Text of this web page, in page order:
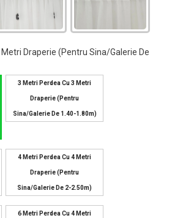
Draperie (pentru Sina/galerie De
3 Metri Perdea Cu 3 Metri
Draperie (pentru
Sina/galerie De 1.40-1.80m)
4 Metri Perdea Cu 4 Metri
Draperie (pentru
Sina/galerie De 2-2.50m)
6 Metri Perdea Cu 4 Metri